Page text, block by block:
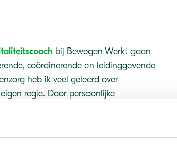
bij Bewegen Werkt gaan
coördinerende en leidinggevende
heb ik veel geleerd over
regie. Door persoonlijke
van zingeving tijdens het leven naar
voor preventie naar gezondheid en
te doen wat we doen en wat zorgt